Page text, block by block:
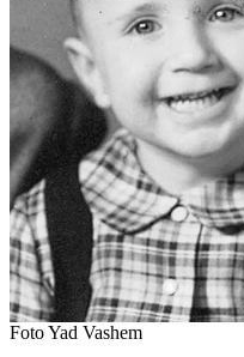
Foto Yad Vashem